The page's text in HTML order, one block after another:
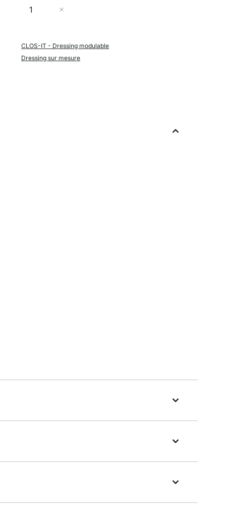
Quantité
CLOS-IT - Dressing modulable
Dressing sur mesure